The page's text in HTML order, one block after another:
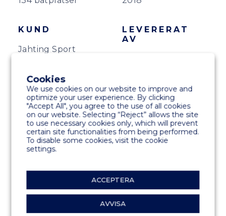
KUND
Jahting Sport
LEVERERAT
AV
PRODUKTER
All-Concrete pontoner
SPECIALITETER
Demontering och utbyte av gamla bryggor
och utrustning. Ett system av galvaniserade
stålbärare.
Cookies
We use cookies on our website to improve and
optimize your user experience. By clicking
"Accept All", you agree to the use of all cookies
on our website. Selecting “Reject” allows the site
to use necessary cookies only, which will prevent
certain site functionalities from being performed.
To disable some cookies, visit the cookie
settings.
ACCEPTERA
AVVISA